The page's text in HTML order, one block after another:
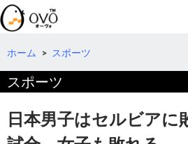
検
索
コ
テ
へ
ホーム > スポーツ
スポーツ
日本男子はセルビアに